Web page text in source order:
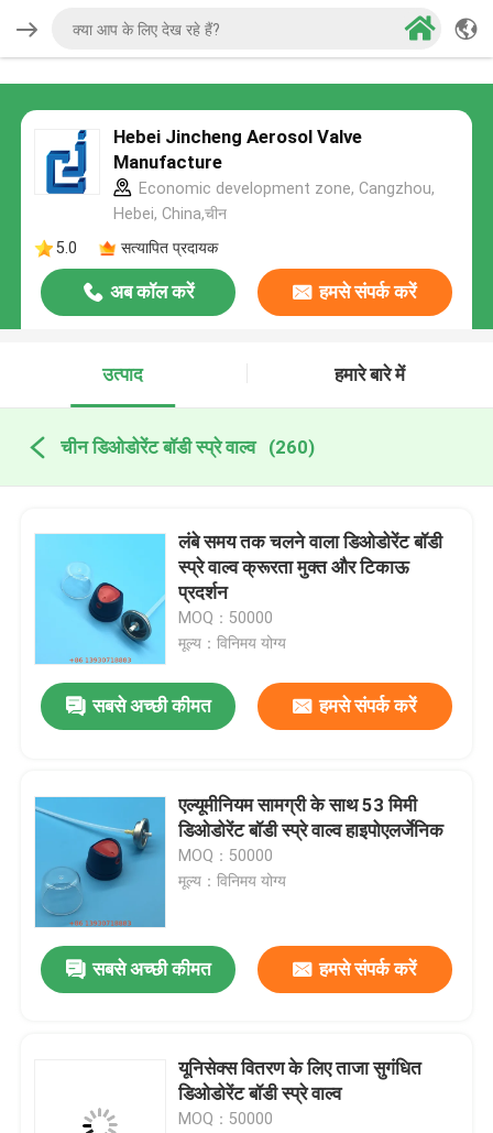
Hebei Jincheng Aerosol Valve
Manufacture
Economic development zone, Cangzhou,
Hebei, China,चीन
5.0
सत्यापित प्रदायक
अब कॉल करें हमसे संपर्क करें
उत्पाद हमारे बारे में
चीन डिओडोरेंट बॉडी स्प्रे वाल्व (260)
लंबे समय तक चलने वाला डिओडोरेंट बॉडी
स्प्रे वाल्व क्रूरता मुक्त और टिकाऊ
प्रदर्शन
MOQ：50000
मूल्य：विनिमय योग्य
सबसे अच्छी कीमत हमसे संपर्क करें
एल्यूमीनियम सामग्री के साथ 53 मिमी
डिओडोरेंट बॉडी स्प्रे वाल्व हाइपोएलर्जेनिक
MOQ：50000
मूल्य：विनिमय योग्य
सबसे अच्छी कीमत हमसे संपर्क करें
यूनिसेक्स वितरण के लिए ताजा सुगंधित
डिओडोरेंट बॉडी स्प्रे वाल्व
MOQ：50000